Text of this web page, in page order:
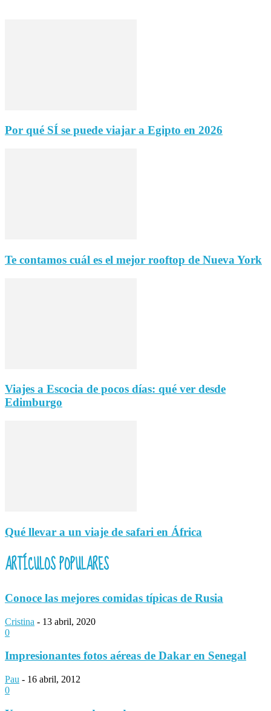
Por qué SÍ se puede viajar a Egipto en 2026
Te contamos cuál es el mejor rooftop de Nueva York
Viajes a Escocia de pocos días: qué ver desde
Edimburgo
Qué llevar a un viaje de safari en África
ARTÍCULOS POPULARES
Conoce las mejores comidas típicas de Rusia
Cristina - 13 abril, 2020
0
Impresionantes fotos aéreas de Dakar en Senegal
Pau - 16 abril, 2012
0